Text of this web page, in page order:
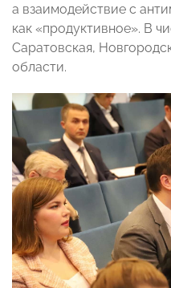
а взаимодействие с
как «продуктивное». В
Саратовская,
области.